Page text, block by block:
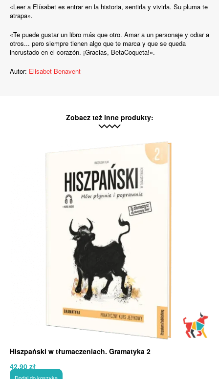
«Leer a Elísabet es entrar en la historia, sentirla y vivirla. Su pluma te
atrapa».
«Te puede gustar un libro más que otro. Amar a un personaje y odiar a
otros... pero siempre tienen algo que te marca y que se queda
incrustado en el corazón. ¡Gracias, BetaCoqueta!».
Autor: Elisabet Benavent
Zobacz też inne produkty:
Hiszpański w tłumaczeniach. Gramatyka 2
42,90zł